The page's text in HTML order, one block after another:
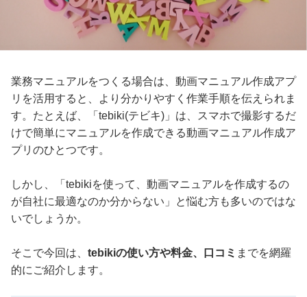
業務マニュアルをつくる場合は、動画マニュアル作成アプ
リを活用すると、より分かりやすく作業手順を伝えられま
す。たとえば、「tebiki(テビキ)」は、スマホで撮影するだ
けで簡単にマニュアルを作成できる動画マニュアル作成ア
プリのひとつです。
しかし、「tebikiを使って、動画マニュアルを作成するの
が自社に最適なのか分からない」と悩む方も多いのではな
いでしょうか。
そこで今回は、 tebikiの使い方や料金、口コミ までを網羅
的にご紹介します。